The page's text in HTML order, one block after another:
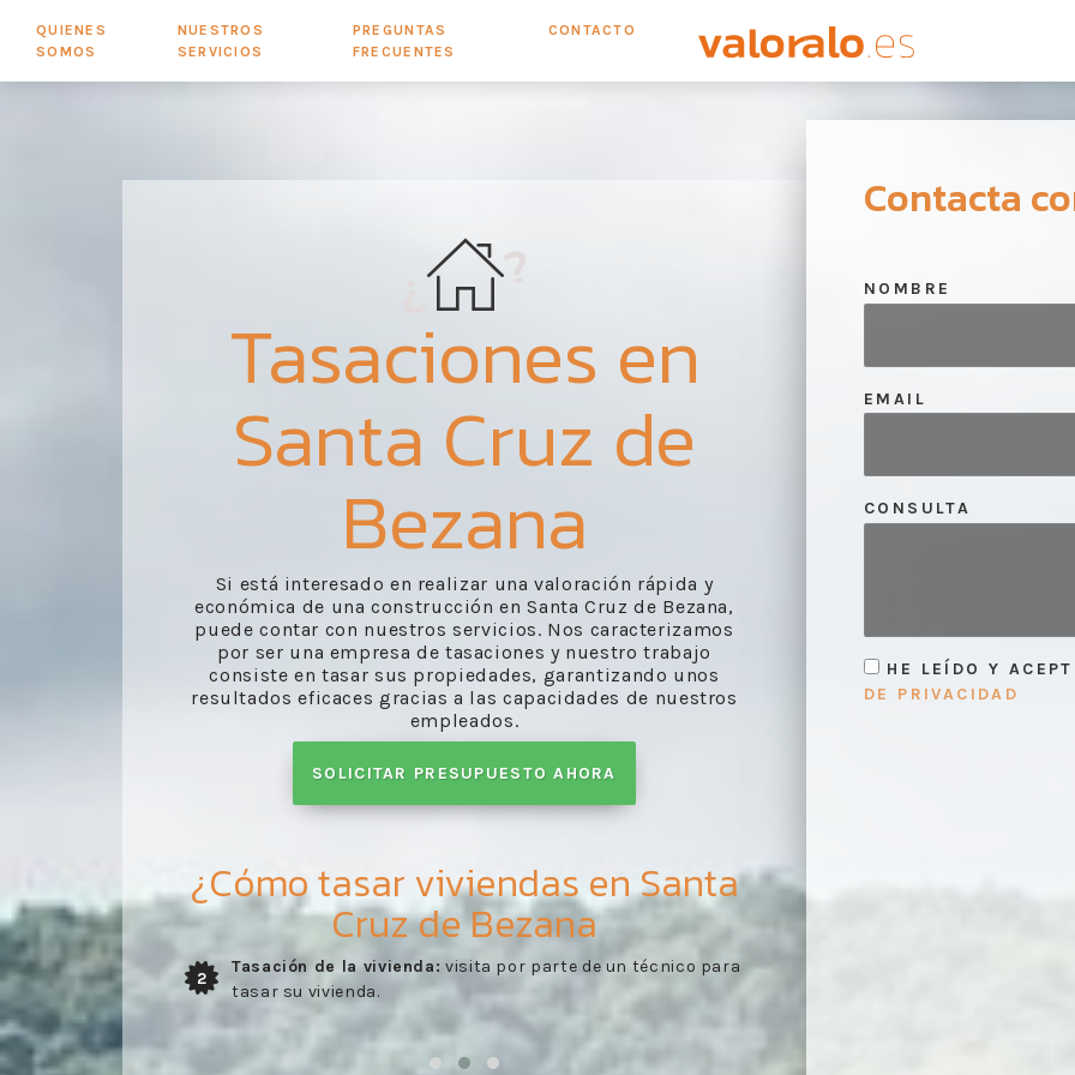
QUIENES
SOMOS
NUESTROS
SERVICIOS
PREGUNTAS
FRECUENTES
CONTACTO
Tasaciones en
Santa Cruz de
Bezana
Si está interesado en realizar una valoración rápida y
económica de una construcción en Santa Cruz de Bezana,
puede contar con nuestros servicios. Nos caracterizamos
por ser una empresa de tasaciones y nuestro trabajo
consiste en tasar sus propiedades, garantizando unos
resultados eficaces gracias a las capacidades de nuestros
empleados.
SOLICITAR PRESUPUESTO AHORA
¿Cómo tasar viviendas en Santa
Cruz de Bezana
para
3
Entrega del informe:envío del informe de valoración
desarrollado por nuestros trabajadores conforme a lo
confirmado en la visita del especialista.
Contacta
NOMBRE
EMAIL
CONSULTA
HE LEÍDO Y
DE PRIVACIDAD